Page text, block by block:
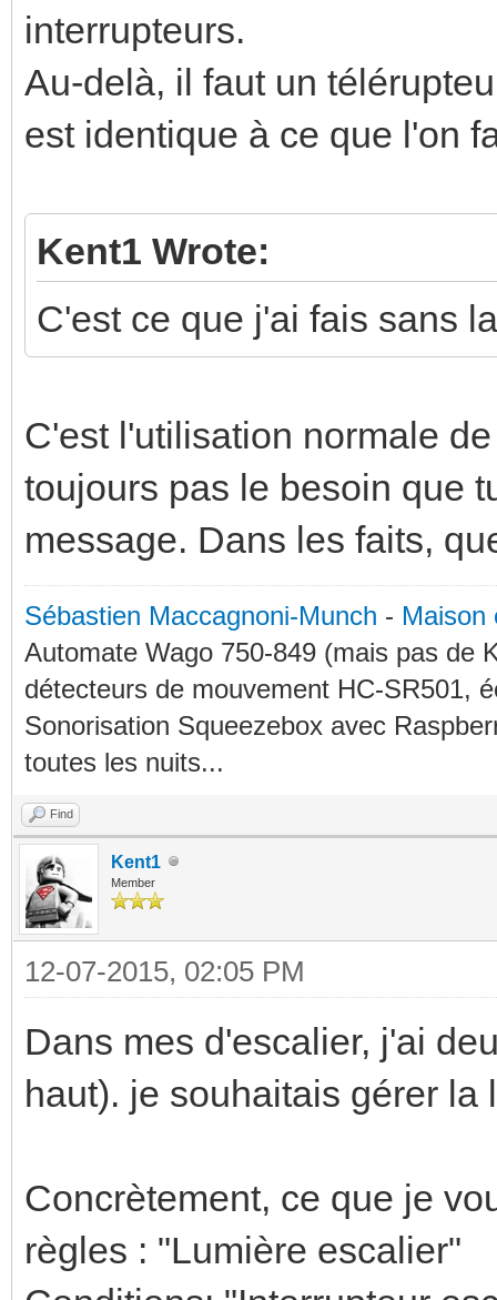
interrupteurs.
Au-delà, il faut un
est identique à ce que l'on
Kent1 Wrote:
C'est ce que j'ai fais sans
C'est l'utilisation normale
toujours pas le besoin que
message. Dans les faits,
Sébastien Maccagnoni-Munch - Maison
Automate Wago 750-849 (mais pas de
détecteurs de mouvement HC-SR501,
Sonorisation Squeezebox avec
toutes les nuits...
Find
Kent1
Member
12-07-2015, 02:05 PM
Dans mes d'escalier, j'ai
haut). je souhaitais gérer
Concrètement, ce que je
règles : "Lumière escalier"